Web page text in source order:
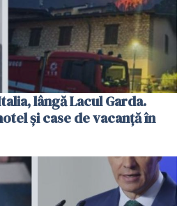
lângă Lacul Garda.
și case de vacanță în